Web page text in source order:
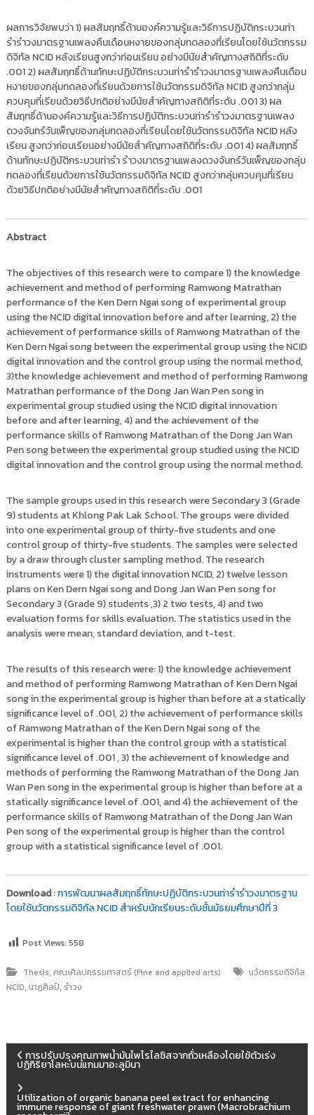
ผลการวิจัยพบว่า 1) ผลสัมฤทธิ์ด้านองค์ความรู้และวิธีการปฏิบัติกระบวนท่า
รำรำวงมาตรฐานเพลงคืนเดือนหงายของกลุ่มทดลองที่เรียนโดยใช้นวัตกรรม
ดิจิทัล NCID หลังเรียนสูงกว่าก่อนเรียน อย่างมีนัยสำคัญทางสถิติที่ระดับ
.001 2) ผลสัมฤทธิ์ด้านทักษะปฏิบัติกระบวนท่ารำรำวงมาตรฐานเพลงคืนเดือน
หงายของกลุ่มทดลองที่เรียนด้วยการใช้นวัตกรรมดิจิทัล NCID สูงกว่ากลุ่ม
ควบคุมที่เรียนด้วยวิธีปกติอย่างมีนัยสำคัญทางสถิติที่ระดับ .001 3) ผล
สัมฤทธิ์ด้านองค์ความรู้และวิธีการปฏิบัติกระบวนท่ารำรำวงมาตรฐานเพลง
ดวงจันทร์วันเพ็ญของกลุ่มทดลองที่เรียนโดยใช้นวัตกรรมดิจิทัล NCID หลัง
เรียน สูงกว่าก่อนเรียนอย่างมีนัยสำคัญทางสถิติที่ระดับ .001 4) ผลสัมฤทธิ์
ด้านทักษะปฏิบัติกระบวนท่ารำ รำวงมาตรฐานเพลงดวงจันทร์วันเพ็ญของกลุ่ม
ทดลองที่เรียนด้วยการใช้นวัตกรรมดิจิทัล NCID สูงกว่ากลุ่มควบคุมที่เรียน
ด้วยวิธีปกติอย่างมีนัยสำคัญทางสถิติที่ระดับ .001
Abstract
The objectives of this research were to compare 1) the knowledge
achievement and method of performing Ramwong Matrathan
performance of the Ken Dern Ngai song of experimental group
using the NCID digital innovation before and after learning, 2) the
achievement of performance skills of Ramwong Matrathan of the
Ken Dern Ngai song between the experimental group using the NCID
digital innovation and the control group using the normal method,
3)the knowledge achievement and method of performing Ramwong
Matrathan performance of the Dong Jan Wan Pen song in
experimental group studied using the NCID digital innovation
before and after learning, 4) and the achievement of the
performance skills of Ramwong Matrathan of the Dong Jan Wan
Pen song between the experimental group studied using the NCID
digital innovation and the control group using the normal method.
The sample groups used in this research were Secondary 3 (Grade
9) students at Khlong Pak Lak School. The groups were divided
into one experimental group of thirty-five students and one
control group of thirty-five students. The samples were selected
by a draw through cluster sampling method. The research
instruments were 1) the digital innovation NCID, 2) twelve lesson
plans on Ken Dern Ngai song and Dong Jan Wan Pen song for
Secondary 3 (Grade 9) students ,3) 2 two tests, 4) and two
evaluation forms for skills evaluation. The statistics used in the
analysis were mean, standard deviation, and t-test.
The results of this research were: 1) the knowledge achievement
and method of performing Ramwong Matrathan of Ken Dern Ngai
song in the experimental group is higher than before at a statically
significance level of .001, 2) the achievement of performance skills
of Ramwong Matrathan of the Ken Dern Ngai song of the
experimental is higher than the control group with a statistical
significance level of .001 , 3) the achievement of knowledge and
methods of performing the Ramwong Matrathan of the Dong Jan
Wan Pen song in the experimental group is higher than before at a
statically significance level of .001, and 4) the achievement of the
performance skills of Ramwong Matrathan of the Dong Jan Wan
Pen song of the experimental group is higher than the control
group with a statistical significance level of .001.
Download:การพัฒนาผลสัมฤทธิ์ทักษะปฏิบัติกระบวนท่ารำรำวงมาตรฐาน
โดยใช้นวัตกรรมดิจิทัล NCID สำหรับนักเรียนระดับชั้นมัธยมศึกษาปีที่ 3
Post Views: 558
Thesis,คณะศิลปกรรมศาสตร์ (Fine and applied arts)
นวัตกรรมดิจิทัล
NCID,นาฏศิลป์, รำวง
น
การปรับปรุงคุณภาพน้ำมันไพโรไลซิสจากถั่วเหลืองโดยใช้ตัวเร่ง
ปฏิกิริยาโลหะบนแกมมาอะลูมินา
Utilization of organic banana peel extract for enhancing
immune response of giant freshwater prawn (Macrobrachium